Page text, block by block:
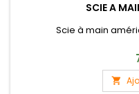
SCIE A
Scie à main
